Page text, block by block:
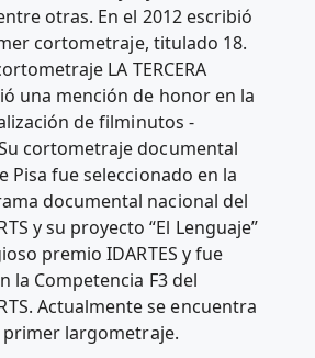
otras. En el 2012 escribió
cortometraje, titulado 18.
LA TERCERA
una mención de honor en la
de filminutos -
cortometraje documental
Pisa fue seleccionado en la
documental nacional del
y su proyecto “El Lenguaje”
premio IDARTES y fue
la Competencia F3 del
Actualmente se encuentra
largometraje.